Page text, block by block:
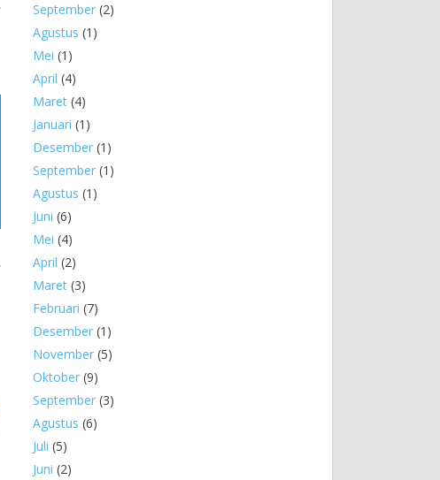
September (2)
Agustus (1)
Mei (1)
April (4)
Maret (4)
Januari (1)
Desember (1)
September (1)
Agustus (1)
Juni (6)
Mei (4)
April (2)
Maret (3)
Februari (7)
Desember (1)
November (5)
Oktober (9)
September (3)
Agustus (6)
Juli (5)
Juni (2)